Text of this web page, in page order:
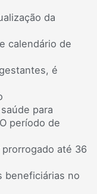
da
calendário de
é
para
período de
até 36
beneficiárias no